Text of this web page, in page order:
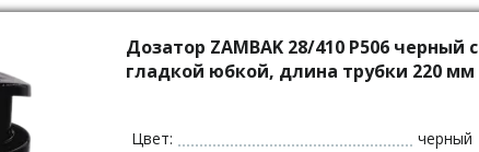
Дозатор ZAMBAK 28/410 P506 черный с
гладкой юбкой, длина трубки 220 мм
Цвет:
черный